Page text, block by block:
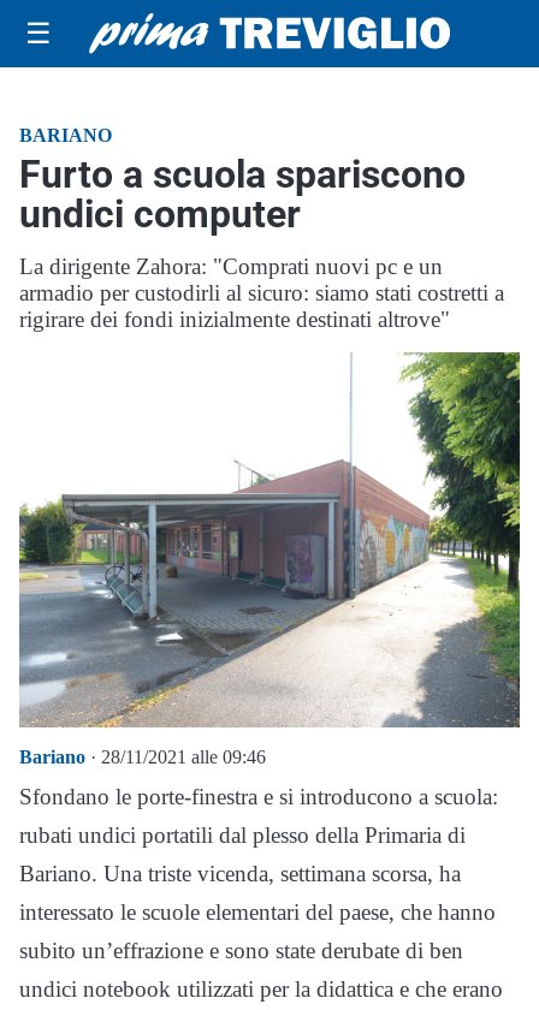
☰
BARIANO
Furto a scuola spariscono
undici computer
La dirigente Zahora: "Comprati nuovi pc e un
armadio per custodirli al sicuro: siamo stati costretti a
rigirare dei fondi inizialmente destinati altrove"
Bariano · 28/11/2021 alle 09:46
Sfondano le porte-finestra e si introducono a scuola:
rubati undici portatili dal plesso della Primaria di
Bariano. Una triste vicenda, settimana scorsa, ha
interessato le scuole elementari del paese, che hanno
subito un’effrazione e sono state derubate di ben
undici notebook utilizzati per la didattica e che erano